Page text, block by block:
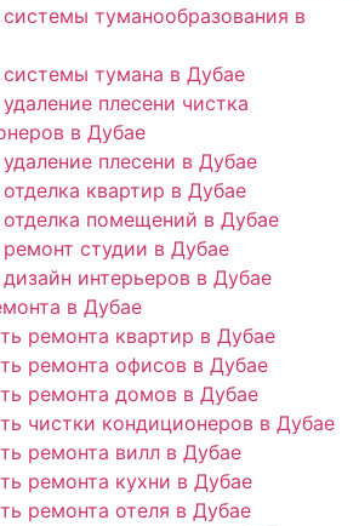
туманообразования в
тумана в Дубае
плесени чистка
в Дубае
плесени в Дубае
квартир в Дубае
помещений в Дубае
студии в Дубае
интерьеров в Дубае
в Дубае
ремонта квартир в Дубае
ремонта офисов в Дубае
ремонта домов в Дубае
чистки кондиционеров в Дубае
ремонта вилл в Дубае
ремонта кухни в Дубае
ремонта отеля в Дубае